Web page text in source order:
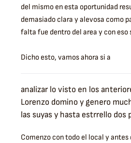
del mismo en esta oportunidad
demasiado clara y alevosa como
falta fue dentro del area y con eso
Dicho esto, vamos ahora si a
analizar lo visto en los
Lorenzo domino y genero
las suyas y hasta estrrello dos
Comenzo con todo el local y